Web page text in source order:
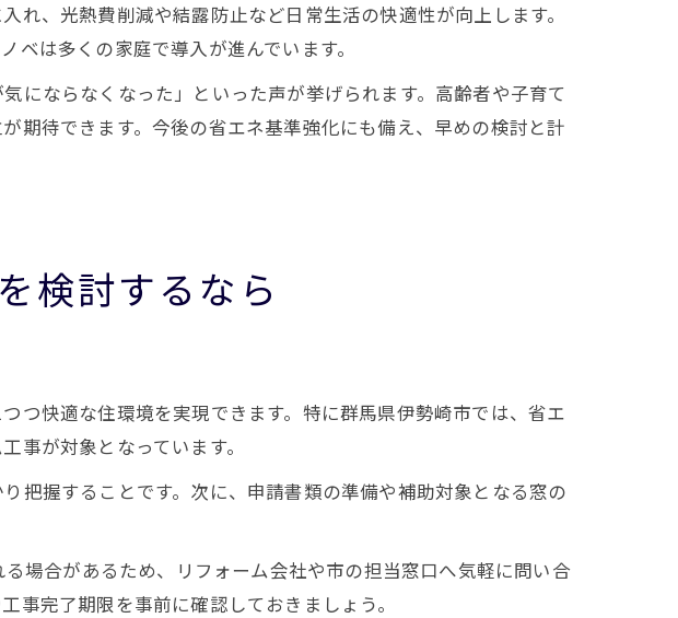
、光熱費削減や結露防止など日常生活の快適性が向上します。
は多くの家庭で導入が進んでいます。
にならなくなった」といった声が挙げられます。高齢者や子育て
期待できます。今後の省エネ基準強化にも備え、早めの検討と計
検討するなら
つ快適な住環境を実現できます。特に群馬県伊勢崎市では、省エ
事が対象となっています。
把握することです。次に、申請書類の準備や補助対象となる窓の
場合があるため、リフォーム会社や市の担当窓口へ気軽に問い合
事完了期限を事前に確認しておきましょう。